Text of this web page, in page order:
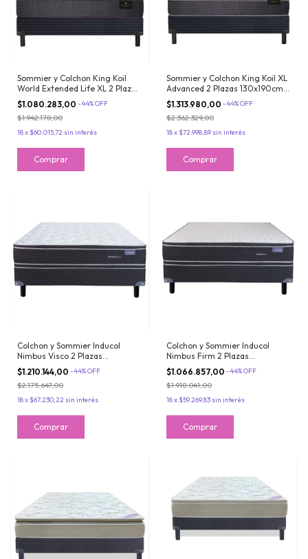
Sommier y Colchon King Koil
World Extended Life XL 2 Plazas
130x190cm De Resortes LFK
Reforzados + Almohada de
Regalo
$1.080.283,00 -44%OFF
$1.942.178,00
18x $60.015,72 sin interés
Sommier y Colchon King Koil XL
Advanced 2 Plazas 130x190cm
De Resortes LFK Con Pillow
Viscoelastico + Almohada de
regalo
$1.313.980,00 -44%OFF
$2.362.329,00
18x $72.998,89 sin interés
Colchon y Sommier Inducol
Nimbus Visco 2 Plazas
130x190x26 de Espuma Doble
Pillow Viscoelastico
$1.210.144,00 -44%OFF
$2.175.647,00
18x $67.230,22 sin interés
Colchon y Sommier Inducol
Nimbus Firm 2 Plazas
130x190x26 Espuma de Alta
Densidad Doble Pillow
$1.066.857,00 -44%OFF
$1.918.041,00
18x $59.269,83 sin interés